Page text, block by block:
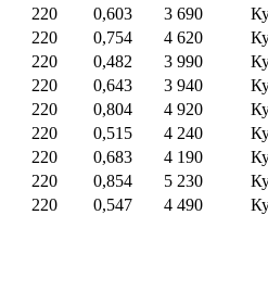
220 0,603 3 690
220 0,754 4 620
220 0,482 3 990
220 0,643 3 940
220 0,804 4 920
220 0,515 4 240
220 0,683 4 190
220 0,854 5 230
220 0,547 4 490